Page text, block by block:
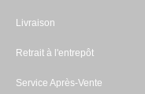
Livraison
Retrait à l'entrepôt
Service Après-Vente